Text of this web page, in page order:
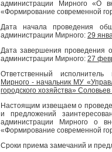
администрации Мирного «О
«Формирование современной
Дата начала проведения
администрации Мирного: 29
Дата завершения проведения
администрации Мирного: 27
Ответственный
Мирного - начальник МУ
городского хозяйства»
Настоящим извещаем о
и предложений
администрации Мирного о
«Формирование современной
Сроки приема замечаний и